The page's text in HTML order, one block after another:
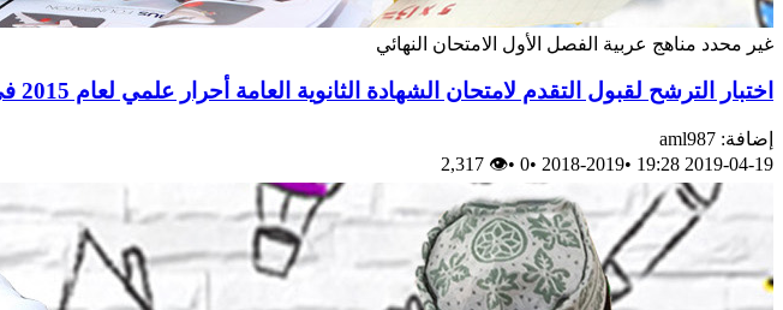
غير محدد مناهج عربية الفصل الأول الامتحان النهائي
اختبار الترشح لقبول التقدم لامتحان الشهادة الثانوية العامة أحرار علمي لعام 2015 في عدة محافظات
إضافة: aml987
2019-04-19 19:28
•
2018-2019
•
0
•
👁 2,317